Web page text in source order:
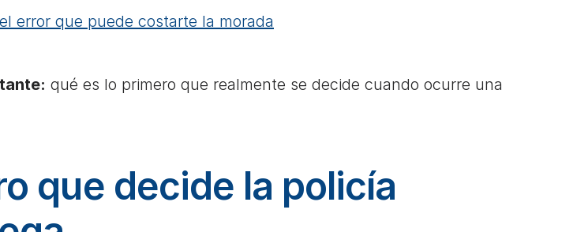
error que puede costarte la morada
qué es lo primero que realmente se decide cuando ocurre una
que decide la policía